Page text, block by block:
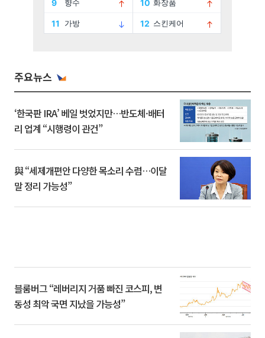
주요뉴스
‘한국판 IRA’ 베일 벗었지만…반도체·배터
리 업계 “시행령이 관건”
與 “세제개편안 다양한 목소리 수렴…이달
말 정리 가능성”
블룸버그 “레버리지 거품 빠진 코스피, 변
동성 최악 국면 지났을 가능성”